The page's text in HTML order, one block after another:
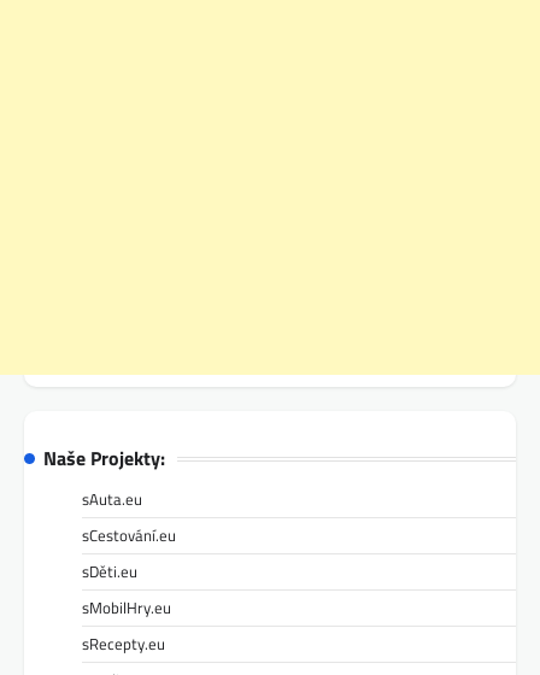
Naše Projekty:
sAuta.eu
sCestování.eu
sDěti.eu
sMobilHry.eu
sRecepty.eu